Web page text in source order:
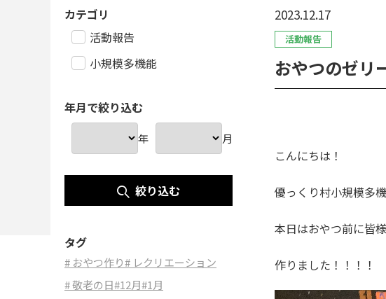
2023.12.17
活動報告
おやつのゼリ
こんにちは！
優っくり村小規模多
本日はおやつ前に皆
作りました！！！！
カテゴリ
活動報告
小規模多機能
年月で絞り込む
年 月
絞り込む
タグ
# おやつ作り# レクリエーション
# 敬老の日#12月#1月